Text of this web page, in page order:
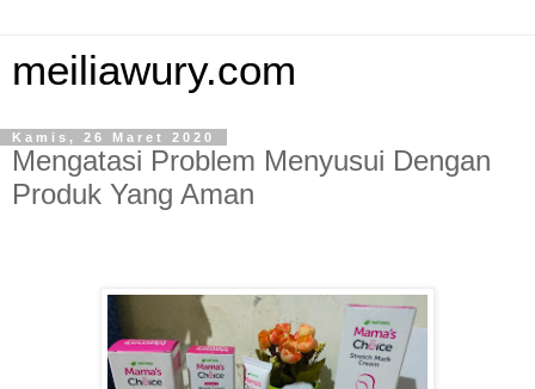
meiliawury.com
Kamis, 26 Maret 2020
Mengatasi Problem Menyusui Dengan
Produk Yang Aman